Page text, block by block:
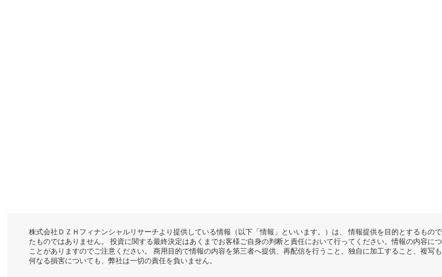
株式会社ＤＺＨフィナンシャルリサーチより提供している情報（以下「情報」といいます。）は、 情報提供を目的とするも
たものではありません。 投資に関する最終決定はあくまでお客様ご自身の判断と責任において行ってください。情報の内容
ことがありますのでご注意ください。 商用目的で情報の内容を第三者へ提供、再配信を行うこと、独自に加工すること、複
何なる損害についても、弊社は一切の責任を負いません。